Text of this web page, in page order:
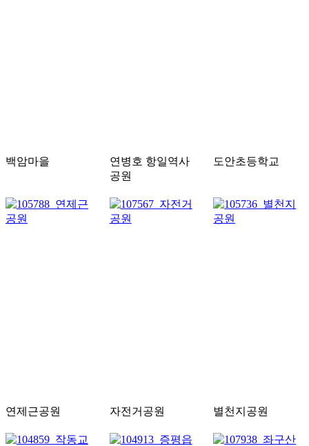
백암마을
연병호 항일역사
공원
도안초등학교
연제근공원 자전거공원 별천지공원